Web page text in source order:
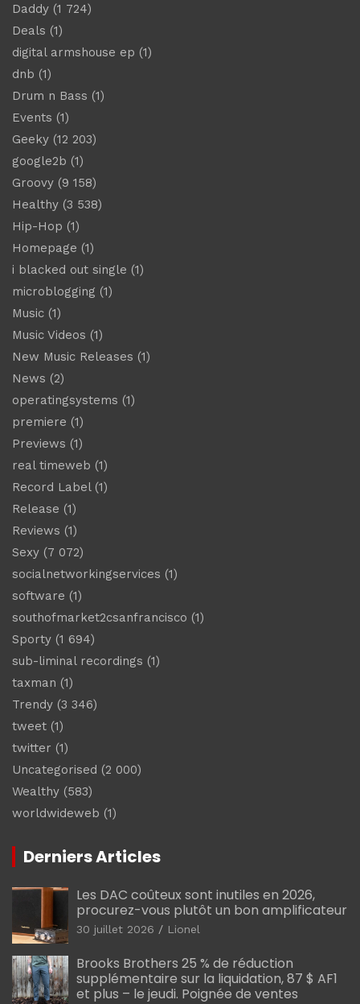
Daddy (1 724)
Deals (1)
digital armshouse ep (1)
dnb (1)
Drum n Bass (1)
Events (1)
Geeky (12 203)
google2b (1)
Groovy (9 158)
Healthy (3 538)
Hip-Hop (1)
Homepage (1)
i blacked out single (1)
microblogging (1)
Music (1)
Music Videos (1)
New Music Releases (1)
News (2)
operatingsystems (1)
premiere (1)
Previews (1)
real timeweb (1)
Record Label(1)
Release (1)
Reviews (1)
Sexy (7 072)
socialnetworkingservices (1)
software (1)
southofmarket2csanfrancisco (1)
Sporty (1 694)
sub-liminal recordings (1)
taxman (1)
Trendy (3 346)
tweet (1)
twitter (1)
Uncategorised (2 000)
Wealthy (583)
worldwideweb (1)
Derniers Articles
Les DAC coûteux sont inutiles en 2026,
procurez-vous plutôt un bon amplificateur
30 juillet 2026 Lionel
Brooks Brothers 25 % de réduction
supplémentaire sur la liquidation, 87 $ AF1
et plus – le jeudi. Poignée de ventes